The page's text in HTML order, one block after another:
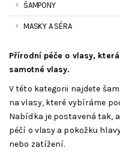
ŠAMPONY
MASKY A SÉRA
Přírodní péče o vlasy,
samotné vlasy.
V této kategorii najdete
na vlasy, které vybíráme
Nabídka je postavená tak,
péčí o vlasy a pokožku
nebo zatížení.